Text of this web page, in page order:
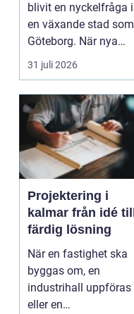
blivit en nyckelfråga i
en växande stad som
Göteborg. När nya
bostäder, broar,...
31 juli 2026
Projektering i
kalmar från idé till
färdig lösning
När en fastighet ska
byggas om, en
industrihall uppföras
eller en